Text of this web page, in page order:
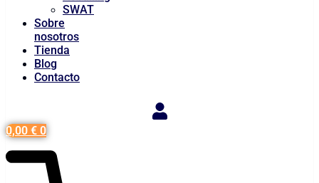
SWAT
Sobre
nosotros
Tienda
Blog
Contacto
0,00 € 0